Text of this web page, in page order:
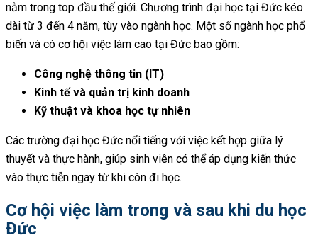
nằm trong top đầu thế giới. Chương trình đại học tại Đức kéo
dài từ 3 đến 4 năm, tùy vào ngành học. Một số ngành học phổ
biến và có cơ hội việc làm cao tại Đức bao gồm:
Công nghệ thông tin (IT)
Kinh tế và quản trị kinh doanh
Kỹ thuật và khoa học tự nhiên
Các trường đại học Đức nổi tiếng với việc kết hợp giữa lý
thuyết và thực hành, giúp sinh viên có thể áp dụng kiến thức
vào thực tiễn ngay từ khi còn đi học.
Cơ hội việc làm trong và sau khi du học
Đức